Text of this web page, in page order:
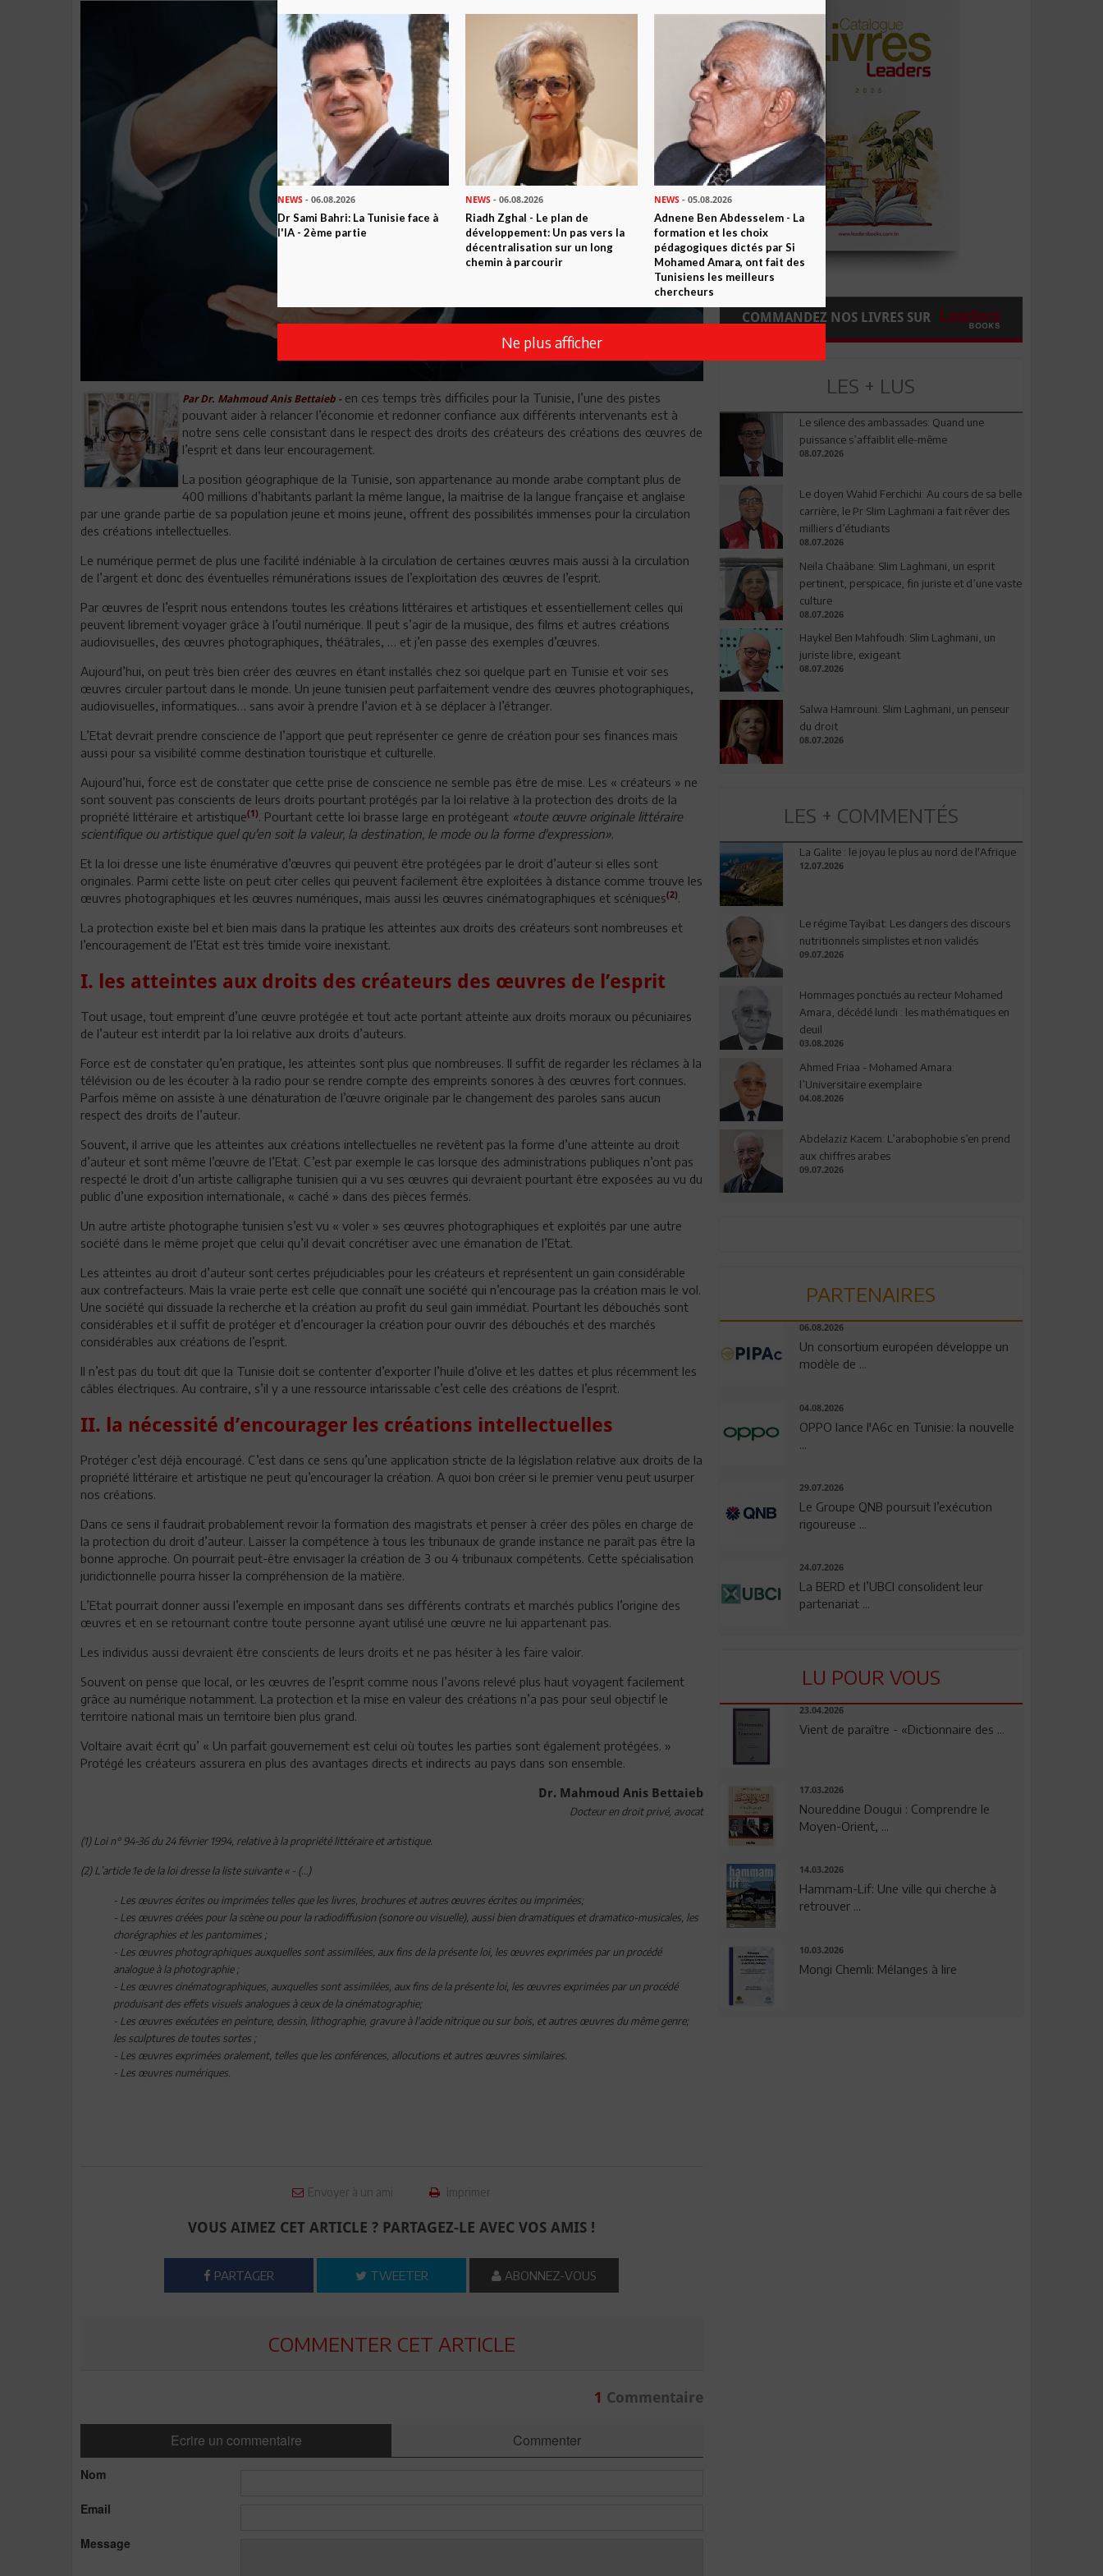
Par Dr. Mahmoud Anis Bettaieb -en ces temps très difficiles pour la Tunisie, l’une des pistes
pouvant aider à relancer l’économie et redonner confiance aux différents intervenants est à
notre sens celle consistant dans le respect des droits des créateurs des créations des œuvres de
l’esprit et dans leur encouragement.
La position géographique de la Tunisie, son appartenance au monde arabe comptant plus de
400 millions d’habitants parlant la même langue, la maitrise de la langue française et anglaise
par une grande partie de sa population jeune et moins jeune, offrent des possibilités immenses pour la circulation
des créations intellectuelles.
Le numérique permet de plus une facilité indéniable à la circulation de certaines œuvres mais aussi à la circulation
de l’argent et donc des éventuelles rémunérations issues de l’exploitation des œuvres de l’esprit.
Par œuvres de l’esprit nous entendons toutes les créations littéraires et artistiques et essentiellement celles qui
peuvent librement voyager grâce à l’outil numérique. Il peut s’agir de la musique, des films et autres créations
audiovisuelles, des œuvres photographiques, théâtrales, … et j’en passe des exemples d’œuvres.
Aujourd’hui, on peut très bien créer des œuvres en étant installés chez soi quelque part en Tunisie et voir ses
œuvres circuler partout dans le monde. Un jeune tunisien peut parfaitement vendre des œuvres photographiques,
audiovisuelles, informatiques… sans avoir à prendre l’avion et à se déplacer à l’étranger.
L’Etat devrait prendre conscience de l’apport que peut représenter ce genre de création pour ses finances mais
aussi pour sa visibilité comme destination touristique et culturelle.
Aujourd’hui, force est de constater que cette prise de conscience ne semble pas être de mise. Les « créateurs » ne
sont souvent pas conscients de leurs droits pourtant protégés par la loi relative à la protection des droits de la
propriété littéraire et artistique(1). Pourtant cette loi brasse large en protégeant «toute œuvre originale littéraire
scientifique ou artistique quel qu'en soit la valeur, la destination, le mode ou la forme d'expression».
Et la loi dresse une liste énumérative d’œuvres qui peuvent être protégées par le droit d’auteur si elles sont
originales. Parmi cette liste on peut citer celles qui peuvent facilement être exploitées à distance comme trouve les
œuvres photographiques et les œuvres numériques, mais aussi les œuvres cinématographiques et scéniques(2).
La protection existe bel et bien mais dans la pratique les atteintes aux droits des créateurs sont nombreuses et
l’encouragement de l’Etat est très timide voire inexistant.
I. les atteintes aux droits des créateurs des œuvres de l’esprit
Tout usage, tout empreint d’une œuvre protégée et tout acte portant atteinte aux droits moraux ou pécuniaires
de l’auteur est interdit par la loi relative aux droits d’auteurs.
Force est de constater qu’en pratique, les atteintes sont plus que nombreuses. Il suffit de regarder les réclames à la
télévision ou de les écouter à la radio pour se rendre compte des empreints sonores à des œuvres fort connues.
Parfois même on assiste à une dénaturation de l’œuvre originale par le changement des paroles sans aucun
respect des droits de l’auteur.
Souvent, il arrive que les atteintes aux créations intellectuelles ne revêtent pas la forme d’une atteinte au droit
d’auteur et sont même l’œuvre de l’Etat. C’est par exemple le cas lorsque des administrations publiques n’ont pas
respecté le droit d’un artiste calligraphe tunisien qui a vu ses œuvres qui devraient pourtant être exposées au vu du
public d’une exposition internationale, « caché » dans des pièces fermés.
Un autre artiste photographe tunisien s’est vu « voler » ses œuvres photographiques et exploités par une autre
société dans le même projet que celui qu’il devait concrétiser avec une émanation de l’Etat.
Les atteintes au droit d’auteur sont certes préjudiciables pour les créateurs et représentent un gain considérable
aux contrefacteurs. Mais la vraie perte est celle que connaît une société qui n’encourage pas la création mais le vol.
Une société qui dissuade la recherche et la création au profit du seul gain immédiat. Pourtant les débouchés sont
considérables et il suffit de protéger et d’encourager la création pour ouvrir des débouchés et des marchés
considérables aux créations de l’esprit.
Il n’est pas du tout dit que la Tunisie doit se contenter d’exporter l’huile d’olive et les dattes et plus récemment les
câbles électriques. Au contraire, s’il y a une ressource intarissable c’est celle des créations de l’esprit.
II. la nécessité d’encourager les créations intellectuelles
Protéger c’est déjà encouragé. C’est dans ce sens qu’une application stricte de la législation relative aux droits de la
propriété littéraire et artistique ne peut qu’encourager la création. A quoi bon créer si le premier venu peut usurper
nos créations.
Dans ce sens il faudrait probablement revoir la formation des magistrats et penser à créer des pôles en charge de
la protection du droit d’auteur. Laisser la compétence à tous les tribunaux de grande instance ne paraît pas être la
bonne approche. On pourrait peut-être envisager la création de 3 ou 4 tribunaux compétents. Cette spécialisation
juridictionnelle pourra hisser la compréhension de la matière.
L’Etat pourrait donner aussi l’exemple en imposant dans ses différents contrats et marchés publics l’origine des
œuvres et en se retournant contre toute personne ayant utilisé une œuvre ne lui appartenant pas.
Les individus aussi devraient être conscients de leurs droits et ne pas hésiter à les faire valoir.
Souvent on pense que local, or les œuvres de l’esprit comme nous l’avons relevé plus haut voyagent facilement
grâce au numérique notamment. La protection et la mise en valeur des créations n’a pas pour seul objectif le
territoire national mais un territoire bien plus grand.
Voltaire avait écrit qu’ « Un parfait gouvernement est celui où toutes les parties sont également protégées. »
Protégé les créateurs assurera en plus des avantages directs et indirects au pays dans son ensemble.
Dr. Mahmoud Anis Bettaieb
Docteur en droit privé, avocat
(1) Loi n° 94-36 du 24 février 1994, relative à la propriété littéraire et artistique.
(2) L’article 1e de la loi dresse la liste suivante « - (…)
- Les œuvres écrites ou imprimées telles que les livres, brochures et autres œuvres écrites ou imprimées;
- Les œuvres créées pour la scène ou pour la radiodiffusion (sonore ou visuelle), aussi bien dramatiques et dramatico-musicales, les
chorégraphies et les pantomimes ;
- Les œuvres photographiques auxquelles sont assimilées, aux fins de la présente loi, les œuvres exprimées par un procédé
analogue à la photographie ;
- Les œuvres cinématographiques, auxquelles sont assimilées, aux fins de la présente loi, les œuvres exprimées par un procédé
produisant des effets visuels analogues à ceux de la cinématographie;
- Les œuvres exécutées en peinture, dessin, lithographie, gravure à l'acide nitrique ou sur bois, et autres œuvres du même genre;
les sculptures de toutes sortes ;
- Les œuvres exprimées oralement, telles que les conférences, allocutions et autres œuvres similaires.
- Les œuvres numériques.
Envoyer à un ami Imprimer
VOUS AIMEZ CET ARTICLE ? PARTAGEZ-LE AVEC VOS AMIS !
PARTAGER TWEETER ABONNEZ-VOUS
COMMENTER CET ARTICLE
1 Commentaire
Ecrire un commentaire Commenter
Nom
Email
Message
COMMANDEZ NOS LIVRES SUR
LES + LUS
Le silence des ambassades: Quand une
puissance s’affaiblit elle-même
08.07.2026
Le doyen Wahid Ferchichi: Au cours de sa belle
carrière, le Pr Slim Laghmani a fait rêver des
milliers d’étudiants
08.07.2026
Neila Chaâbane: Slim Laghmani, un esprit
pertinent, perspicace, fin juriste et d’une vaste
culture
08.07.2026
Haykel Ben Mahfoudh: Slim Laghmani, un
juriste libre, exigeant
08.07.2026
Salwa Hamrouni: Slim Laghmani, un penseur
du droit
08.07.2026
LES + COMMENTÉS
La Galite : le joyau le plus au nord de l'Afrique
12.07.2026
Le régime Tayibat: Les dangers des discours
nutritionnels simplistes et non validés
09.07.2026
Hommages ponctués au recteur Mohamed
Amara, décédé lundi : les mathématiques en
deuil
03.08.2026
Ahmed Friaa - Mohamed Amara:
l’Universitaire exemplaire
04.08.2026
Abdelaziz Kacem: L’arabophobie s’en prend
aux chiffres arabes
09.07.2026
PARTENAIRES
06.08.2026
Un consortium européen développe un
modèle de ...
04.08.2026
OPPO lance l'A6c en Tunisie: la nouvelle
...
29.07.2026
Le Groupe QNB poursuit l’exécution
rigoureuse ...
24.07.2026
La BERD et l’UBCI consolident leur
partenariat ...
LU POUR VOUS
23.04.2026
Vient de paraître - «Dictionnaire des ...
17.03.2026
Noureddine Dougui : Comprendre le
Moyen-Orient, ...
14.03.2026
Hammam-Lif: Une ville qui cherche à
retrouver ...
10.03.2026
Mongi Chemli: Mélanges à lire
NEWS - 06.08.2026
Dr Sami Bahri: La Tunisie face à
l'IA - 2ème partie
NEWS - 06.08.2026
Riadh Zghal - Le plan de
développement: Un pas vers la
décentralisation sur un long
chemin à parcourir
NEWS- 05.08.2026
Adnene Ben Abdesselem - La
formation et les choix
pédagogiques dictés par Si
Mohamed Amara, ont fait des
Tunisiens les meilleurs
chercheurs
Ne plus afficher